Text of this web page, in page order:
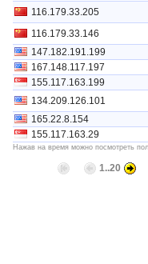
116.179.33.205
116.179.33.146
147.182.191.199
167.148.117.197
155.117.163.199
134.209.126.101
165.22.8.154
155.117.163.29
Нажав на время можно посмотреть
1..20